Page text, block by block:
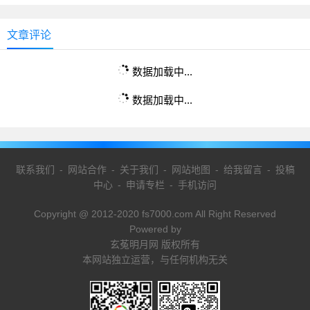
文章评论
数据加载中...
数据加载中...
联系我们 - 网站合作- 关于我们 - 网站地图 - 给我留言 - 投稿
中心 - 申请专栏 - 手机访问
Copyright @ 2012-2020 fs7000.com All Right Reserved
Powered by
玄菟明月网 版权所有
本网站独立运营，与任何机构无关